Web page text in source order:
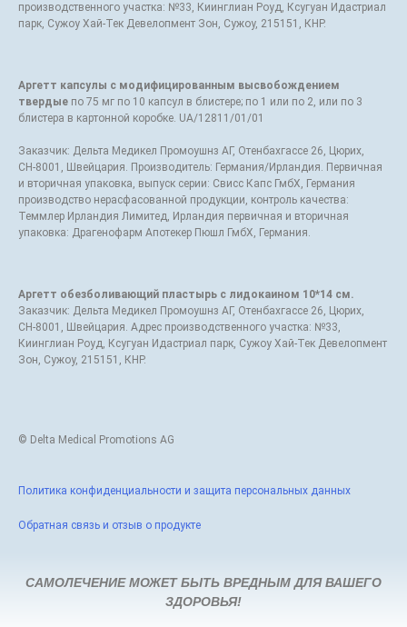
производственного участка: №33, Киинглиан Роуд, Ксугуан Идастриал
парк, Сужоу Хай-Тек Девелопмент Зон, Сужоу, 215151, КНР.
Аргетт капсулы с модифицированным высвобождением
твердые по 75 мг по 10 капсул в блистере; по 1 или по 2, или по 3
блистера в картонной коробке. UA/12811/01/01
Заказчик: Дельта Медикел Промоушнз АГ, Отенбахгассе 26, Цюрих,
СН-8001, Швейцария. Производитель: Германия/Ирландия. Первичная
и вторичная упаковка, выпуск серии: Свисс Капс ГмбХ, Германия
производство нерасфасованной продукции, контроль качества:
Теммлер Ирландия Лимитед, Ирландия первичная и вторичная
упаковка: Драгенофарм Апотекер Пюшл ГмбХ, Германия.
Аргетт обезболивающий пластырь с лидокаином 10*14 см.
Заказчик: Дельта Медикел Промоушнз АГ, Отенбахгассе 26, Цюрих,
СН-8001, Швейцария. Адрес производственного участка: №33,
Киинглиан Роуд, Ксугуан Идастриал парк, Сужоу Хай-Тек Девелопмент
Зон, Сужоу, 215151, КНР.
© Delta Medical Promotions AG
Политика конфиденциальности и защита персональных данных
Обратная связь и отзыв о продукте
САМОЛЕЧЕНИЕ МОЖЕТ БЫТЬ ВРЕДНЫМ ДЛЯ ВАШЕГО
ЗДОРОВЬЯ!